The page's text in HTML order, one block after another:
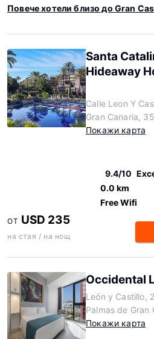
Повече хотели близо до Gran
Santa
Hideaway
Calle Leon Y
Gran Canaria,
Покажи карта
9.4/10
0.0 km
Free Wifi
ОТ USD 235
на стая / на нощ
Occidental
León y Castillo,
Palmas de Gran
Покажи карта